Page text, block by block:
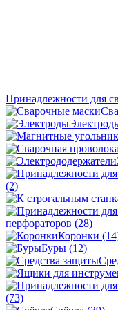
Принадлежности для
(2)
перфораторов (28)
Коронки
Буры (12)
(73)